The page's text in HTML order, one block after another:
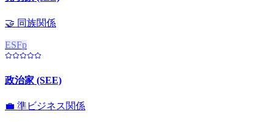
🤝 同族関係
ESFp
政治家 (SEE)
💼 準ビジネス関係